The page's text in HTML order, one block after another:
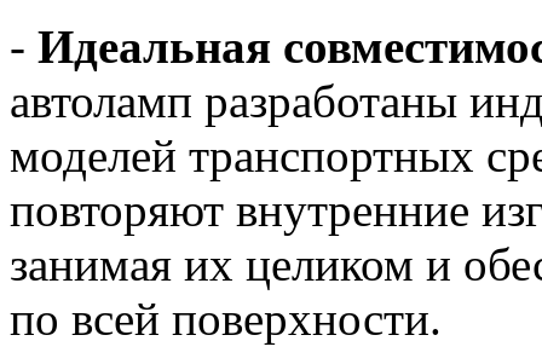
- Идеальная
автоламп разработаны
моделей транспортных
повторяют внутренние
занимая их целиком и
по всей поверхности.